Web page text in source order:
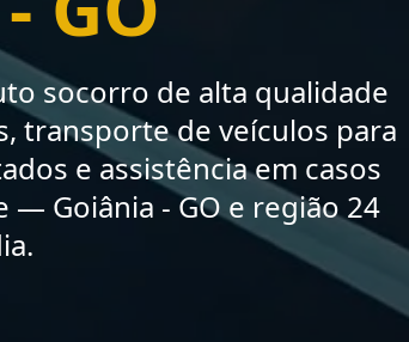
socorro de alta qualidade
transporte de veículos para
e assistência em casos
— Goiânia - GO e região 24